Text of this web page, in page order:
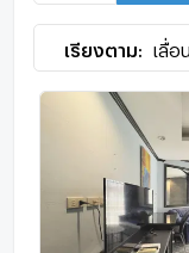
เรียงตาม: เลื่อ